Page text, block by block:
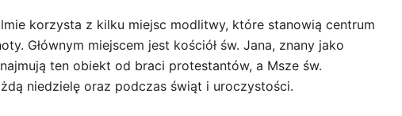
korzysta z kilku miejsc modlitwy, które stanowią centrum
Głównym miejscem jest kościół św. Jana, znany jako
ten obiekt od braci protestantów, a Msze św.
niedzielę oraz podczas świąt i uroczystości.